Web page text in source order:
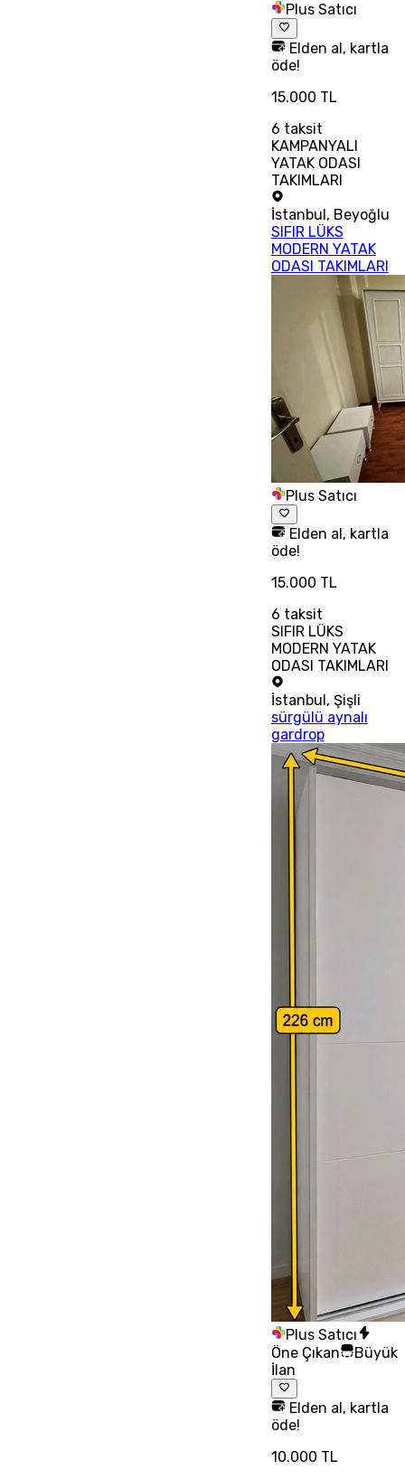
Plus Satıcı
Elden al, kartla
öde!
15.000 TL
6 taksit
KAMPANYALI
YATAK ODASI
TAKIMLARI
İstanbul, Beyoğlu
SIFIR LÜKS
MODERN YATAK
ODASI TAKIMLARI
Plus Satıcı
Elden al, kartla
öde!
15.000 TL
6 taksit
SIFIR LÜKS
MODERN YATAK
ODASI TAKIMLARI
İstanbul, Şişli
sürgülü aynalı
gardrop
Plus Satıcı
Öne Çıkan
Büyük
İlan
Elden al, kartla
öde!
10.000 TL